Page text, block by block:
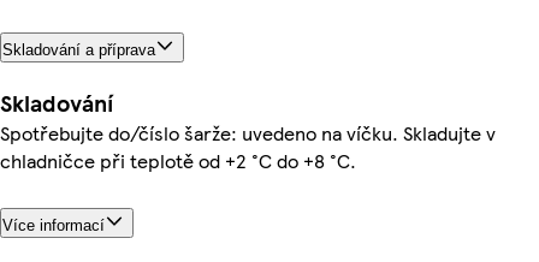
Skladování a příprava
Skladování
Spotřebujte do/číslo šarže: uvedeno na víčku. Skladujte v
chladničce při teplotě od +2 °C do +8 °C.
Více informací